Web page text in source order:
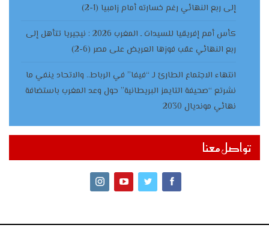
إلى ربع النهائي رغم خسارته أمام زامبيا (1-2)
كأس أمم إفريقيا للسيدات ـ المغرب 2026 : نيجيريا تتأهل إلى
ربع النهائي عقب فوزها العريض على مصر (6-2)
انتهاء الاجتماع الطارئ لـ “فيفا” في الرباط.. والاتحاد ينفي ما
نشرتع “صحيفة التايمز البريطانية” حول وعد المغرب باستضافة
نهائي مونديال 2030
تواصل معنا